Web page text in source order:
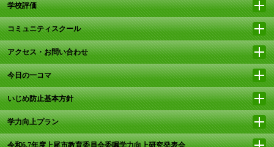
学校評価
コミュニティスクール
アクセス・お問い合わせ
今日の一コマ
いじめ防止基本方針
学力向上プラン
令和6,7年度上尾市教育委員会委嘱学力向上研究発表会